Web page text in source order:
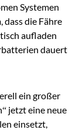
Systemen
die Fähre
aufladen
dauert
ein großer
jetzt eine neue
einsetzt,